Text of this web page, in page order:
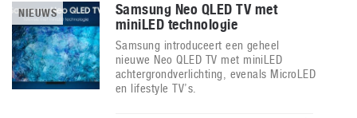
NIEUWS
Samsung Neo QLED TV met
miniLED technologie
Samsung introduceert een geheel
nieuwe Neo QLED TV met miniLED
achtergrondverlichting, evenals MicroLED
en lifestyle TV’s.